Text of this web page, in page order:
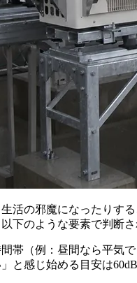
活の邪魔になったりす
下のような要素で判断さ
帯（例：昼間なら平気
と感じ始める目安は